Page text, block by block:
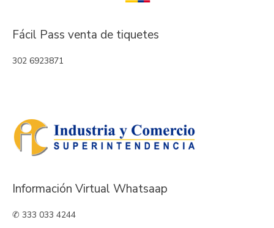
Fácil Pass venta de tiquetes
302 6923871
Información Virtual Whatsaap
✆ 333 033 4244